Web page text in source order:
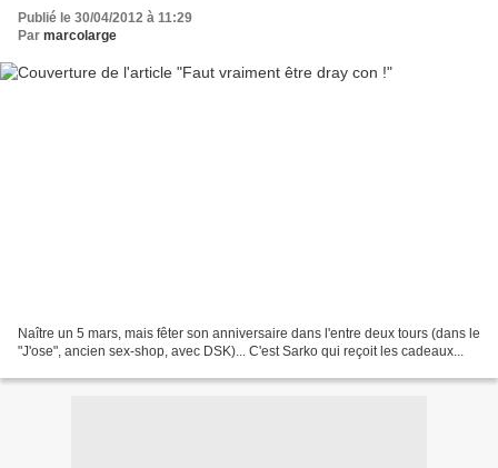
Publié le 30/04/2012 à 11:29
Par marcolarge
Naître un 5 mars, mais fêter son anniversaire dans l'entre deux tours (dans le
"J'ose", ancien sex-shop, avec DSK)... C'est Sarko qui reçoit les cadeaux...